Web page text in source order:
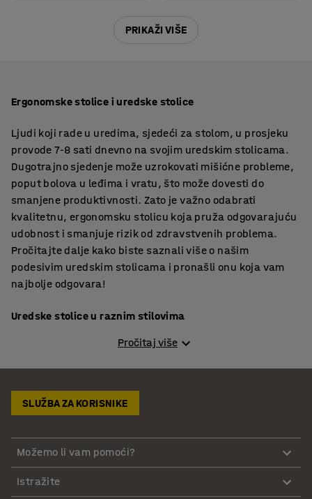
PRIKAŽI VIŠE
Ergonomske stolice i uredske stolice
Ljudi koji rade u uredima, sjedeći za stolom, u prosjeku
provode 7-8 sati dnevno na svojim uredskim stolicama.
Dugotrajno sjedenje može uzrokovati mišićne probleme,
poput bolova u leđima i vratu, što može dovesti do
smanjene produktivnosti. Zato je važno odabrati
kvalitetnu, ergonomsku stolicu koja pruža odgovarajuću
udobnost i smanjuje rizik od zdravstvenih problema.
Pročitajte dalje kako biste saznali više o našim
podesivim uredskim stolicama i pronašli onu koja vam
najbolje odgovara!
Uredske stolice u raznim stilovima
U AJ Proizvodima nudimo širok asortiman uredskih
vaš radni prostor, imamo klasične modele za svačiji
ukus. Ako vam je potrebna iznimno funkcionalna i
sjedenje, nudimo udobne stolice za 24-satnu upotrebu.
Trebate pomoć pri odabiru idealne uredske stolice?
Pogledajte naš vodič za odabir najbolje uredske stolice
Pročitaj više
SLUŽBA ZA KORISNIKE
Možemo li vam pomoći?
Istražite